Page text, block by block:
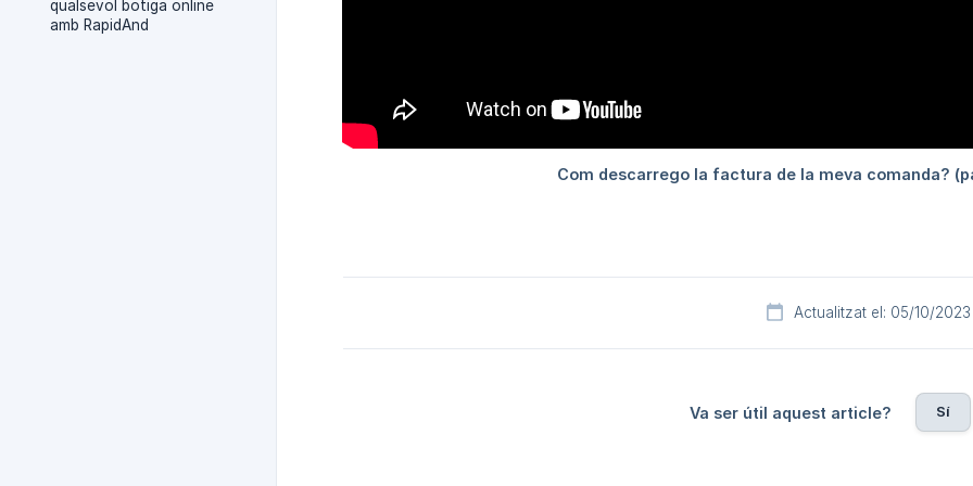
qualsevol botiga online
amb RapidAnd
Actualitzat el: 05/10/2023
Va ser útil aquest article? Sí